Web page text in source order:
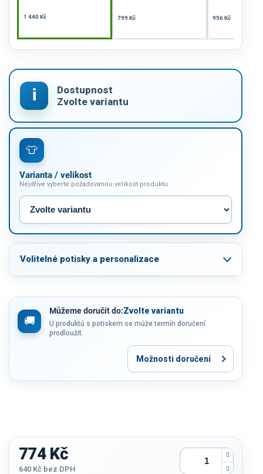
1 440 Kč 799 Kč 956 Kč
Varianta / velikost
Nejdříve vyberte požadovanou velikost produktu
Volitelné potisky a personalizace
Můžeme doručit do:Zvolte variantu
U produktů s potiskem se může termín doručení
prodloužit.
Možnosti doručení
774 Kč
640 Kč bez DPH